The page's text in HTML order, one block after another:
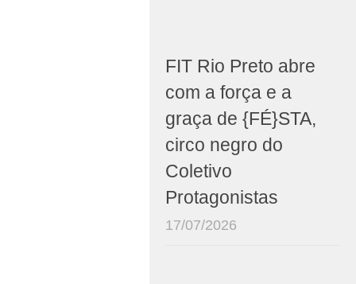
FIT Rio Preto abre
com a força e a
graça de {FÉ}STA,
circo negro do
Coletivo
Protagonistas
17/07/2026